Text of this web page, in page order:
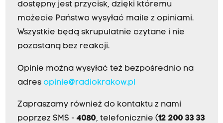
dostępny jest przycisk, dzięki któremu
możecie Państwo wysyłać maile z opiniami.
Wszystkie będą skrupulatnie czytane i nie
pozostaną bez reakcji.
Opinie można wysyłać też bezpośrednio na
adres opinie@radiokrakow.pl
Zapraszamy również do kontaktu z nami
poprzez SMS - 4080, telefonicznie (12 200 33 33